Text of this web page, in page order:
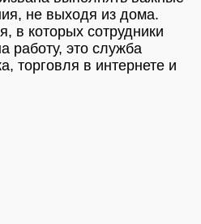
не выходя из дома.
в которых сотрудники
работу, это служба
торговля в интернете и